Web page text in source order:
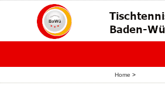
Home >